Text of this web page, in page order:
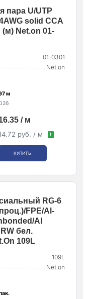
пара U/UTP
solid CCA
(м) Net.on 01-
01-0301
Net.on
м
/ м
руб. / м !
КУПИТЬ
RG-6
FPE/Al-
Al
бел.
109L
109L
Net.on